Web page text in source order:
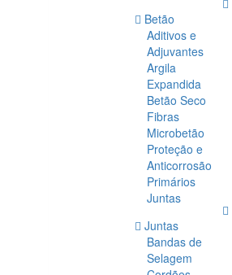
Betão
Aditivos e
Adjuvantes
Argila
Expandida
Betão Seco
Fibras
Microbetão
Proteção e
Anticorrosão
Primários
Juntas
Juntas
Bandas de
Selagem